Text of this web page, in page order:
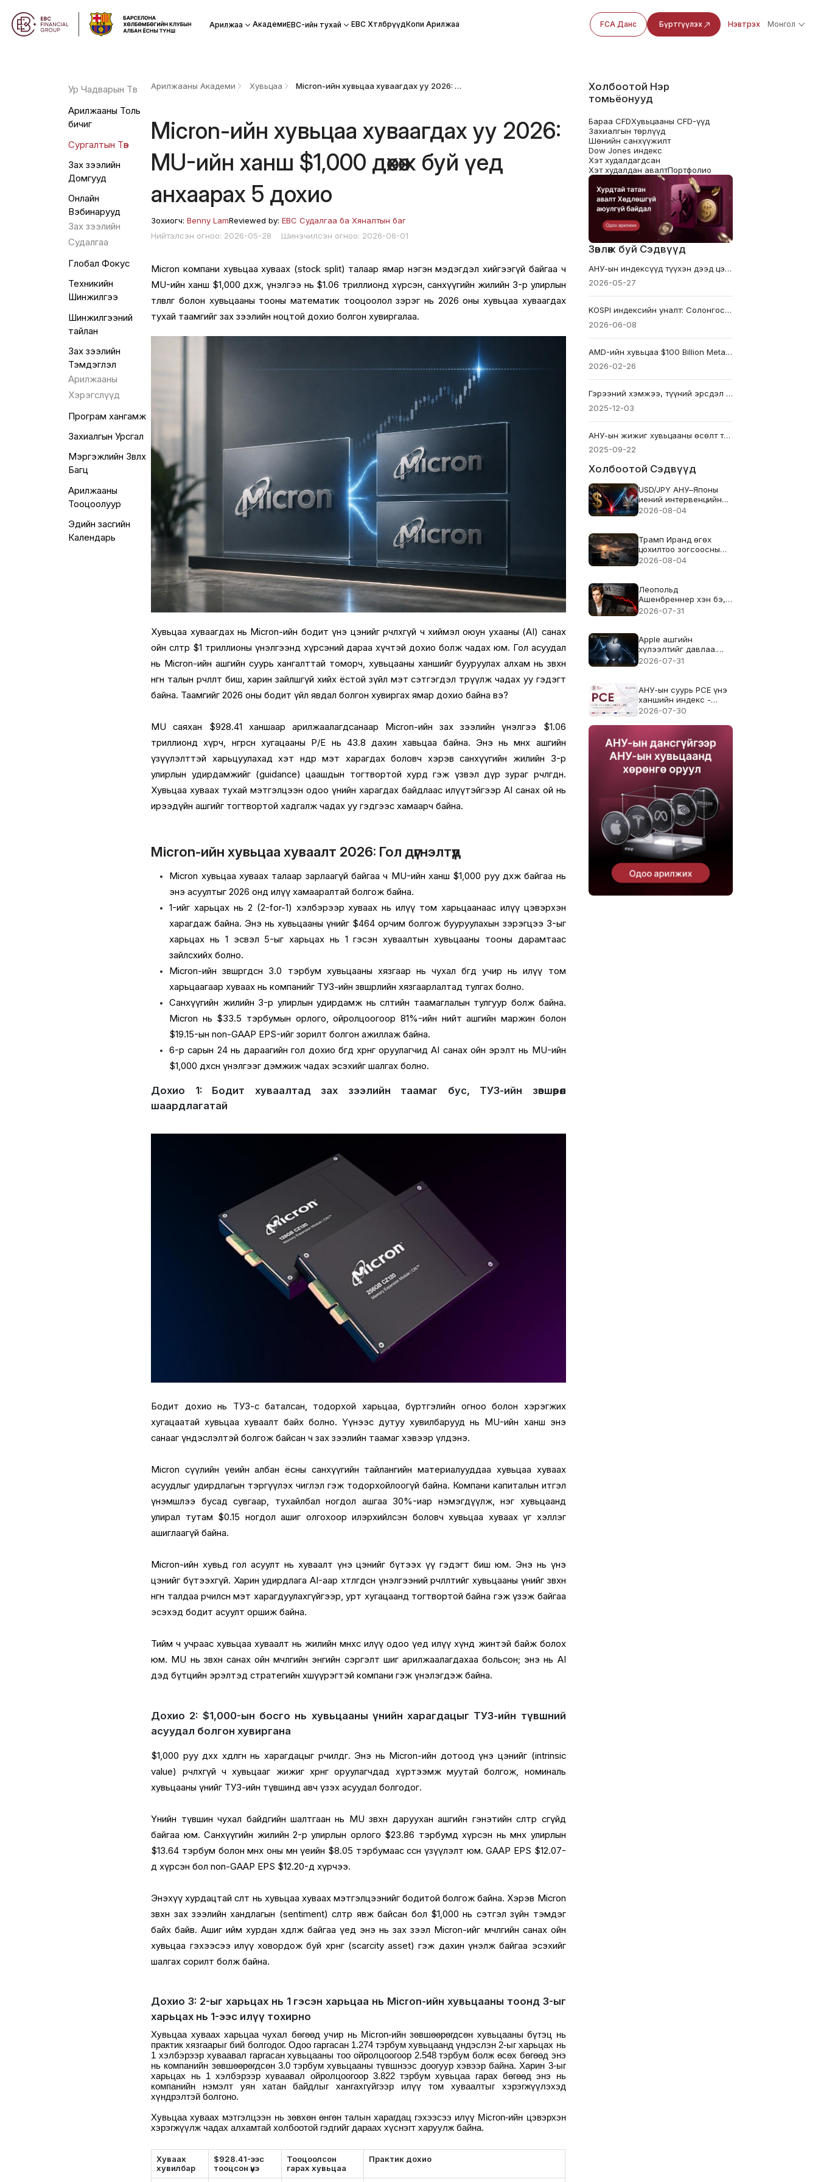
Арилжаа АкадемиEBC-ийн тухай EBC ХөтөлбөрүүдКопи Арилжаа FCA Данс Бүртгүүлэх Нэвтрэх Монгол
Ур Чадварын Төв
Арилжааны Толь
бичиг
Сургалтын Төв
Зах зээлийн
Домгууд
Онлайн
Вэбинарууд
Зах зээлийн
Судалгаа
Глобал Фокус
Техникийн
Шинжилгээ
Шинжилгээний
тайлан
Зах зээлийн
Тэмдэглэл
Арилжааны
Хэрэгслүүд
Програм хангамж
Захиалгын Урсгал
Мэргэжлийн Зөвлөх
Багц
Арилжааны
Тооцоолуур
Эдийн засгийн
Календарь
Арилжааны Академи Хувьцаа Micron-ийн хувьцаа хуваагдах уу 2026: MU-ийн ханш $1,000 дөхөж буй үед анхаарах 5 дохио
Micron-ийн хувьцаа хуваагдах уу 2026:
MU-ийн ханш $1,000 дөхөж буй үед
анхаарах 5 дохио
Зохиогч:Benny LamReviewed by:EBC Судалгаа ба Хяналтын баг
Нийтэлсэн огноо: 2026-05-28
Шинэчилсэн огноо: 2026-06-01
Micron компани хувьцаа хуваах (stock split) талаар ямар нэгэн мэдэгдэл хийгээгүй байгаа ч
MU-ийн ханш $1,000 дөхөж, үнэлгээ нь $1.06 триллионд хүрсэн, санхүүгийн жилийн 3-р улирлын
төлөвлөгөө болон хувьцааны тооны математик тооцоолол зэрэг нь 2026 оны хувьцаа хуваагдах
тухай таамгийг зах зээлийн ноцтой дохио болгон хувиргалаа.
Хувьцаа хуваагдах нь Micron-ийн бодит үнэ цэнийг өөрчлөхгүй ч хиймэл оюун ухааны (AI) санах
ойн өсөлтөөр $1 триллионы үнэлгээнд хүрсэний дараа хүчтэй дохио болж чадах юм. Гол асуудал
нь Micron-ийн ашгийн суурь хангалттай томорч, хувьцааны ханшийг бууруулах алхам нь зөвхөн
өнгөн талын өөрчлөлт биш, харин зайлшгүй хийх ёстой зүйл мэт сэтгэгдэл төрүүлж чадах уу гэдэгт
байна. Таамгийг 2026 оны бодит үйл явдал болгон хувиргах ямар дохио байна вэ?
MU саяхан $928.41 ханшаар арилжаалагдсанаар Micron-ийн зах зээлийн үнэлгээ $1.06
триллионд хүрч, өнгөрсөн хугацааны P/E нь 43.8 дахин хавьцаа байна. Энэ нь өмнөх ашгийн
үзүүлэлттэй харьцуулахад хэт өндөр мэт харагдах боловч хэрэв санхүүгийн жилийн 3-р
улирлын удирдамжийг (guidance) цаашдын тогтвортой хурд гэж үзвэл дүр зураг өөрчлөгдөнө.
Хувьцаа хуваах тухай мэтгэлцээн одоо үнийн харагдах байдлаас илүүтэйгээр AI санах ой нь
ирээдүйн ашгийг тогтвортой хадгалж чадах уу гэдгээс хамаарч байна.
Micron-ийн хувьцаа хуваалт 2026: Гол дүгнэлтүүд
Micron хувьцаа хуваах талаар зарлаагүй байгаа ч MU-ийн ханш $1,000 руу дөхөж байгаа нь
энэ асуултыг 2026 онд илүү хамааралтай болгож байна.
1-ийг харьцах нь 2 (2-for-1) хэлбэрээр хуваах нь илүү том харьцаанаас илүү цэвэрхэн
харагдаж байна. Энэ нь хувьцааны үнийг $464 орчим болгож бууруулахын зэрэгцээ 3-ыг
харьцах нь 1 эсвэл 5-ыг харьцах нь 1 гэсэн хуваалтын хувьцааны тооны дарамтаас
зайлсхийх болно.
Micron-ийн зөвшөөрөгдсөн 3.0 тэрбум хувьцааны хязгаар нь чухал бөгөөд учир нь илүү том
харьцаагаар хуваах нь компанийг ТУЗ-ийн зөвшөөрлийн хязгаарлалтад тулгах болно.
Санхүүгийн жилийн 3-р улирлын удирдамж нь өсөлтийн таамаглалын тулгуур болж байна.
Micron нь $33.5 тэрбумын орлого, ойролцоогоор 81%-ийн нийт ашгийн маржин болон
$19.15-ын non-GAAP EPS-ийг зорилт болгон ажиллаж байна.
6-р сарын 24 нь дараагийн гол дохио бөгөөд хөрөнгө оруулагчид AI санах ойн эрэлт нь MU-ийн
$1,000 дөхсөн үнэлгээг дэмжиж чадах эсэхийг шалгах болно.
Дохио 1: Бодит хуваалтад зах зээлийн таамаг бус, ТУЗ-ийн зөвшөөрөл
шаардлагатай
Бодит дохио нь ТУЗ-өөс баталсан, тодорхой харьцаа, бүртгэлийн огноо болон хэрэгжих
хугацаатай хувьцаа хуваалт байх болно. Үүнээс дутуу хувилбарууд нь MU-ийн ханш энэ
санааг үндэслэлтэй болгож байсан ч зах зээлийн таамаг хэвээр үлдэнэ.
Micron сүүлийн үеийн албан ёсны санхүүгийн тайлангийн материалууддаа хувьцаа хуваах
асуудлыг удирдлагын тэргүүлэх чиглэл гэж тодорхойлоогүй байна. Компани капиталын итгэл
үнэмшлээ бусад сувгаар, тухайлбал ногдол ашгаа 30%-иар нэмэгдүүлж, нэг хувьцаанд
улирал тутам $0.15 ногдол ашиг олгохоор илэрхийлсэн боловч хувьцаа хуваах үг хэллэг
ашиглаагүй байна.
Micron-ийн хувьд гол асуулт нь хуваалт үнэ цэнийг бүтээх үү гэдэгт биш юм. Энэ нь үнэ
цэнийг бүтээхгүй. Харин удирдлага AI-аар хөтлөгдсөн үнэлгээний өөрчлөлтийг хувьцааны үнийг зөвхөн
өнгөн талдаа өөрчилсөн мэт харагдуулахгүйгээр, урт хугацаанд тогтвортой байна гэж үзэж байгаа
эсэхэд бодит асуулт оршиж байна.
Тийм ч учраас хувьцаа хуваалт нь жилийн өмнөхөөс илүү одоо үед илүү хүнд жинтэй байж болох
юм. MU нь зөвхөн санах ойн мөчлөгийн энгийн сэргэлт шиг арилжаалагдахаа больсон; энэ нь AI
дэд бүтцийн эрэлтэд стратегийн хөшүүрэгтэй компани гэж үнэлэгдэж байна.
Дохио 2: $1,000-ын босго нь хувьцааны үнийн харагдацыг ТУЗ-ийн түвшний
асуудал болгон хувиргана
$1,000 руу дөхөх хөдөлгөөн нь харагдацыг өөрчилдөг. Энэ нь Micron-ийн дотоод үнэ цэнийг (intrinsic
value) өөрчлөхгүй ч хувьцааг жижиг хөрөнгө оруулагчдад хүртээмж муутай болгож, номиналь
хувьцааны үнийг ТУЗ-ийн түвшинд авч үзэх асуудал болгодог.
Үнийн түвшин чухал байдгийн шалтгаан нь MU зөвхөн даруухан ашгийн гэнэтийн өсөлтөөр өсөөгүйд
байгаа юм. Санхүүгийн жилийн 2-р улирлын орлого $23.86 тэрбумд хүрсэн нь өмнөх улирлын
$13.64 тэрбум болон өмнөх оны мөн үеийн $8.05 тэрбумаас өссөн үзүүлэлт юм. GAAP EPS $12.07-
д хүрсэн бол non-GAAP EPS $12.20-д хүрчээ.
Энэхүү хурдацтай өсөлт нь хувьцаа хуваах мэтгэлцээнийг бодитой болгож байна. Хэрэв Micron
зөвхөн зах зээлийн хандлагын (sentiment) өсөлтөөр явж байсан бол $1,000 нь сэтгэл зүйн тэмдэг
байх байв. Ашиг ийм хурдан хөдөлж байгаа үед энэ нь зах зээл Micron-ийг мөчлөгийн санах ойн
хувьцаа гэхээсээ илүү ховордож буй хөрөнгө (scarcity asset) гэж дахин үнэлж байгаа эсэхийг
шалгах сорилт болж байна.
Дохио 3: 2-ыг харьцах нь 1 гэсэн харьцаа нь Micron-ийн хувьцааны тоонд 3-ыг
харьцах нь 1-ээс илүү тохирно
Хувьцаа хуваах харьцаа чухал бөгөөд учир нь Micron-ийн зөвшөөрөгдсөн хувьцааны бүтэц нь
практик хязгаарыг бий болгодог. Одоо гаргасан 1.274 тэрбум хувьцаанд үндэслэн 2-ыг харьцах нь
1 хэлбэрээр хуваавал гаргасан хувьцааны тоо ойролцоогоор 2.548 тэрбум болж өсөх бөгөөд энэ
нь компанийн зөвшөөрөгдсөн 3.0 тэрбум хувьцааны түвшнээс доогуур хэвээр байна. Харин 3-ыг
харьцах нь 1 хэлбэрээр хуваавал ойролцоогоор 3.822 тэрбум хувьцаа гарах бөгөөд энэ нь
компанийн нэмэлт уян хатан байдлыг хангахгүйгээр илүү том хуваалтыг хэрэгжүүлэхэд
хүндрэлтэй болгоно.
Хувьцаа хуваах мэтгэлцээн нь зөвхөн өнгөн талын харагдац гэхээсээ илүү Micron-ийн цэвэрхэн
хэрэгжүүлж чадах алхамтай холбоотой гэдгийг дараах хүснэгт харуулж байна.
Хуваах
хувилбар
$928.41-ээс
тооцсон үнэ
Тооцоолсон
гарах хувьцаа
Практик дохио
Холбоотой Нэр
томьёонууд
Бараа CFDХувьцааны CFD-үүд
Захиалгын төрлүүд
Шөнийн санхүүжилт
Dow Jones индекс
Хэт худалдагдсан
Хэт худалдан авалтПортфолио
Зөвлөж буй Сэдвүүд
АНУ-ын индексүүд түүхэн дээд цэгтээ хүрэв: Уолл Стрит шинэ дээд амжилтуудыг эвдлээ
2026-05-27
KOSPI индексийн уналт: Солонгосын 8%-ийн арилжаа түр зогсолт нь дэлхийн AI эрсдэлийн дохио юу?
2026-06-08
AMD-ийн хувьцаа $100 Billion Meta гэрээний улмаас огцом өсөв: Nvidia-д шууд аюул занал
2026-02-26
Гэрээний хэмжээ, түүний эрсдэл гэж юу вэ?
2025-12-03
АНУ-ын жижиг хувьцааны өсөлт тогтвортой юу? Долоо хоногийн тойм
2025-09-22
Холбоотой Сэдвүүд
USD/JPY АНУ–Японы
иений интервенцийн
дараа сэргэжээ. Энэ
2026-08-04
Трамп Иранд өгөх
цохилтоо зогсоосны
дараа WTI 5%-иар
трэнд үргэлжилж
чадах уу?
2026-08-04
Леопольд
Ашенбреннер хэн бэ,
түүний AI хедж фонд
2026-07-31
Apple ашгийн
хүлээлтийг давлаа.
iPhone-ийн өсөлт 22%-
бэ?
2026-07-31
АНУ-ын суурь PCE үнэ
ханшийн индекс -
2026 оны зургадугаар
Таамаг: 3.3%
2026-07-30